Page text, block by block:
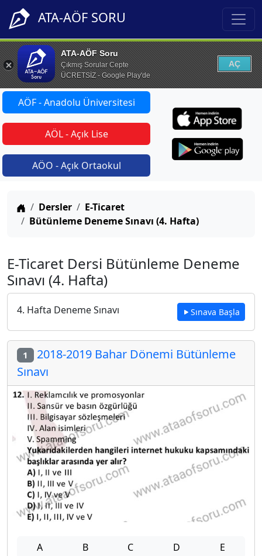
ATA-AÖF SORU
ATA-AÖF Soru
Çıkmış Sorular Cepte
ÜCRETSİZ - Google Play'de
AÇ
AÖF - Anadolu Üniversitesi
AÖL - Açık Lise
AÖO - Açık Ortaokul
Anasayfa
Dersler
E-Ticaret
Bütünleme Deneme Sınavı (4. Hafta)
E-Ticaret Dersi Bütünleme Deneme
Sınavı (4. Hafta)
4. Hafta Deneme Sınavı Sınava Başla
1 2018-2019 Bahar Dönemi Bütünleme
Sınavı
A B C D E